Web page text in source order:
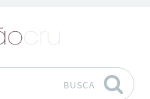
BUSCA